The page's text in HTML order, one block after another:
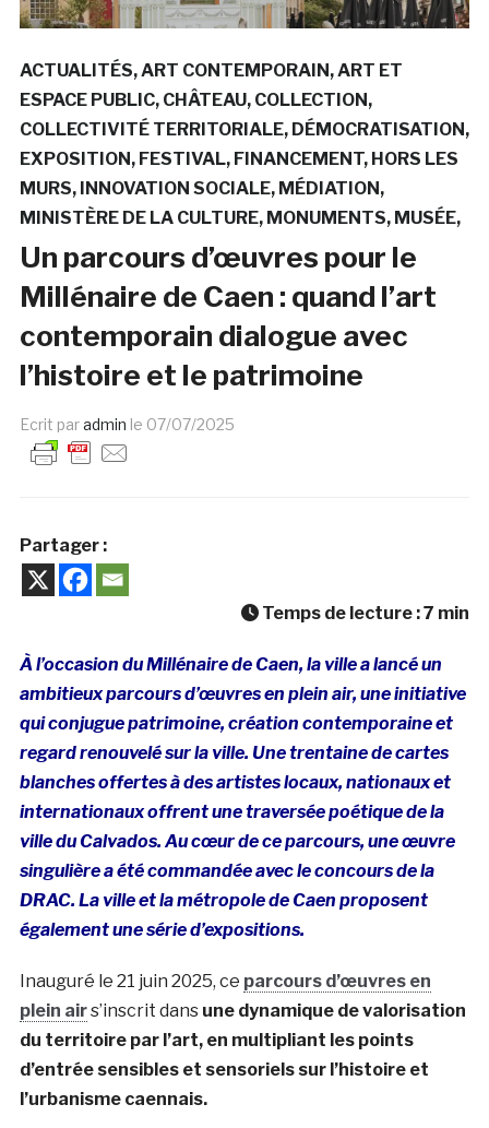
ACTUALITÉS ART CONTEMPORAIN ART ET
ESPACE PUBLIC CHÂTEAU COLLECTION
COLLECTIVITÉ TERRITORIALE DÉMOCRATISATION
EXPOSITION FESTIVAL FINANCEMENT HORS LES
MURS INNOVATION SOCIALE MÉDIATION
MINISTÈRE DE LA CULTURE MONUMENTS MUSÉE
Un parcours d’œuvres pour le
Millénaire de Caen : quand l’art
contemporain dialogue avec
l’histoire et le patrimoine
Ecrit paradmin le 07/07/2025
Partager :
Temps de lecture :7 min
À l’occasion du Millénaire de Caen, la ville a lancé un
ambitieux parcours d’œuvres en plein air, une initiative
qui conjugue patrimoine, création contemporaine et
regard renouvelé sur la ville. Une trentaine de cartes
blanches offertes à des artistes locaux, nationaux et
internationaux offrent une traversée poétique de la
ville du Calvados. Au cœur de ce parcours, une œuvre
singulière a été commandée avec le concours de la
DRAC. La ville et la métropole de Caen proposent
également une série d’expositions.
Inauguré le 21 juin 2025, ce parcours d’œuvres en
plein airs’inscrit dans une dynamique de valorisation
du territoire par l’art, en multipliant les points
d’entrée sensibles et sensoriels sur l’histoire et
l’urbanisme caennais.